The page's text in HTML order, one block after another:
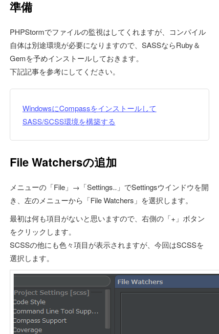
準備
PHPStormでファイルの監視はしてくれますが、コンパイル
自体は別途環境が必要になりますので、SASSならRuby＆
Gemを予めインストールしておきます。
下記記事を参考にしてください。
WindowsにCompassをインストールして
SASS/SCSS環境を構築する
File Watchersの追加
メニューの「File」→「Settings..」でSettingsウインドウを開
き、左のメニューから「File Watchers」を選択します。
最初は何も項目がないと思いますので、右側の「+」ボタン
をクリックします。
SCSSの他にも色々項目が表示されますが、今回はSCSSを
選択します。